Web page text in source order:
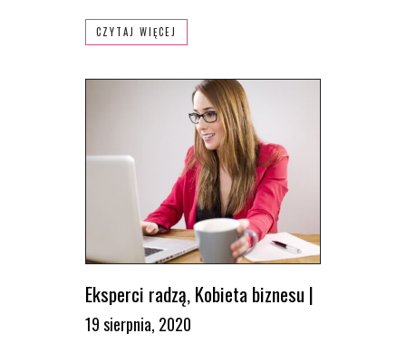
CZYTAJ WIĘCEJ
Eksperci radzą,Kobieta biznesu |
19 sierpnia, 2020